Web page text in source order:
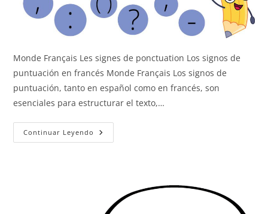
Monde Français Les signes de ponctuation Los signos de
puntuación en francés Monde Français Los signos de
puntuación, tanto en español como en francés, son
esenciales para estructurar el texto,…
Continuar Leyendo Los
Signos